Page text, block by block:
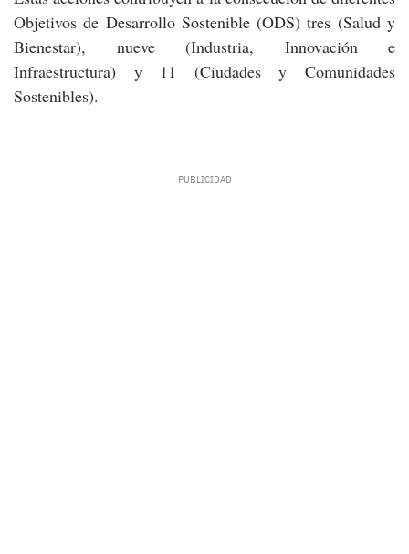
Objetivos de Desarrollo Sostenible (ODS) tres (Salud y
Bienestar), nueve (Industria, Innovación e
Infraestructura) y 11 (Ciudades y Comunidades
Sostenibles).